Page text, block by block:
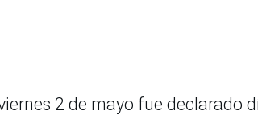
2 de mayo fue declarado